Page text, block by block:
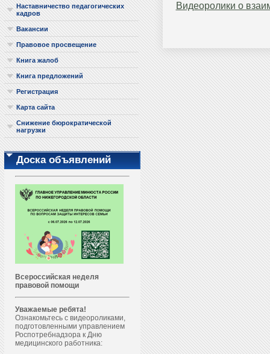
Наставничество педагогических
кадров
Вакансии
Правовое просвещение
Книга жалоб
Книга предложений
Регистрация
Карта сайта
Снижение бюрократической
нагрузки
Доска объявлений
Всероссийская неделя
правовой помощи
Уважаемые ребята!
Ознакомьтесь с видеороликами,
подготовленными управлением
Роспотребнадзора к Дню
медицинского работника:
Видеоролики о